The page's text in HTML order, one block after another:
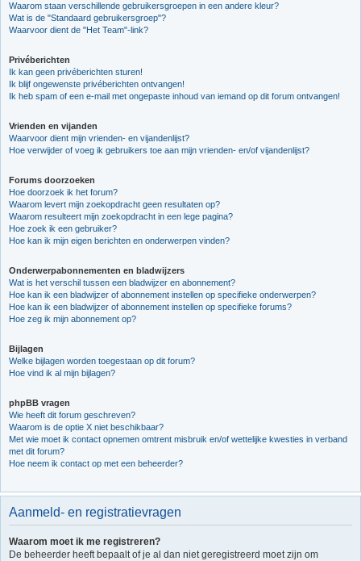
Waarom staan verschillende gebruikersgroepen in een andere kleur?
Wat is de "Standaard gebruikersgroep"?
Waarvoor dient de "Het Team"-link?
Privéberichten
Ik kan geen privéberichten sturen!
Ik blijf ongewenste privéberichten ontvangen!
Ik heb spam of een e-mail met ongepaste inhoud van iemand op dit forum ontvangen!
Vrienden en vijanden
Waarvoor dient mijn vrienden- en vijandenlijst?
Hoe verwijder of voeg ik gebruikers toe aan mijn vrienden- en/of vijandenlijst?
Forums doorzoeken
Hoe doorzoek ik het forum?
Waarom levert mijn zoekopdracht geen resultaten op?
Waarom resulteert mijn zoekopdracht in een lege pagina?
Hoe zoek ik een gebruiker?
Hoe kan ik mijn eigen berichten en onderwerpen vinden?
Onderwerpabonnementen en bladwijzers
Wat is het verschil tussen een bladwijzer en abonnement?
Hoe kan ik een bladwijzer of abonnement instellen op specifieke onderwerpen?
Hoe kan ik een bladwijzer of abonnement instellen op specifieke forums?
Hoe zeg ik mijn abonnement op?
Bijlagen
Welke bijlagen worden toegestaan op dit forum?
Hoe vind ik al mijn bijlagen?
phpBB vragen
Wie heeft dit forum geschreven?
Waarom is de optie X niet beschikbaar?
Met wie moet ik contact opnemen omtrent misbruik en/of wettelijke kwesties in verband
met dit forum?
Hoe neem ik contact op met een beheerder?
Aanmeld- en registratievragen
Waarom moet ik me registreren?
De beheerder heeft bepaalt of je al dan niet geregistreerd moet zijn om